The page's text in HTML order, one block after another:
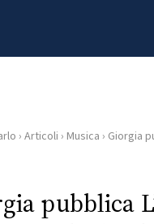
› Articoli › Musica › Giorgia
pubblica